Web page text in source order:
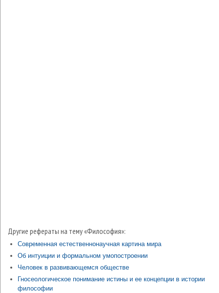
Другие рефераты на тему «Философия»:
Современная естественнонаучная картина мира
Об интуиции и формальном умопостроении
Человек в развивающемся обществе
Гносеологическое понимание истины и ее концепции в истории
философии